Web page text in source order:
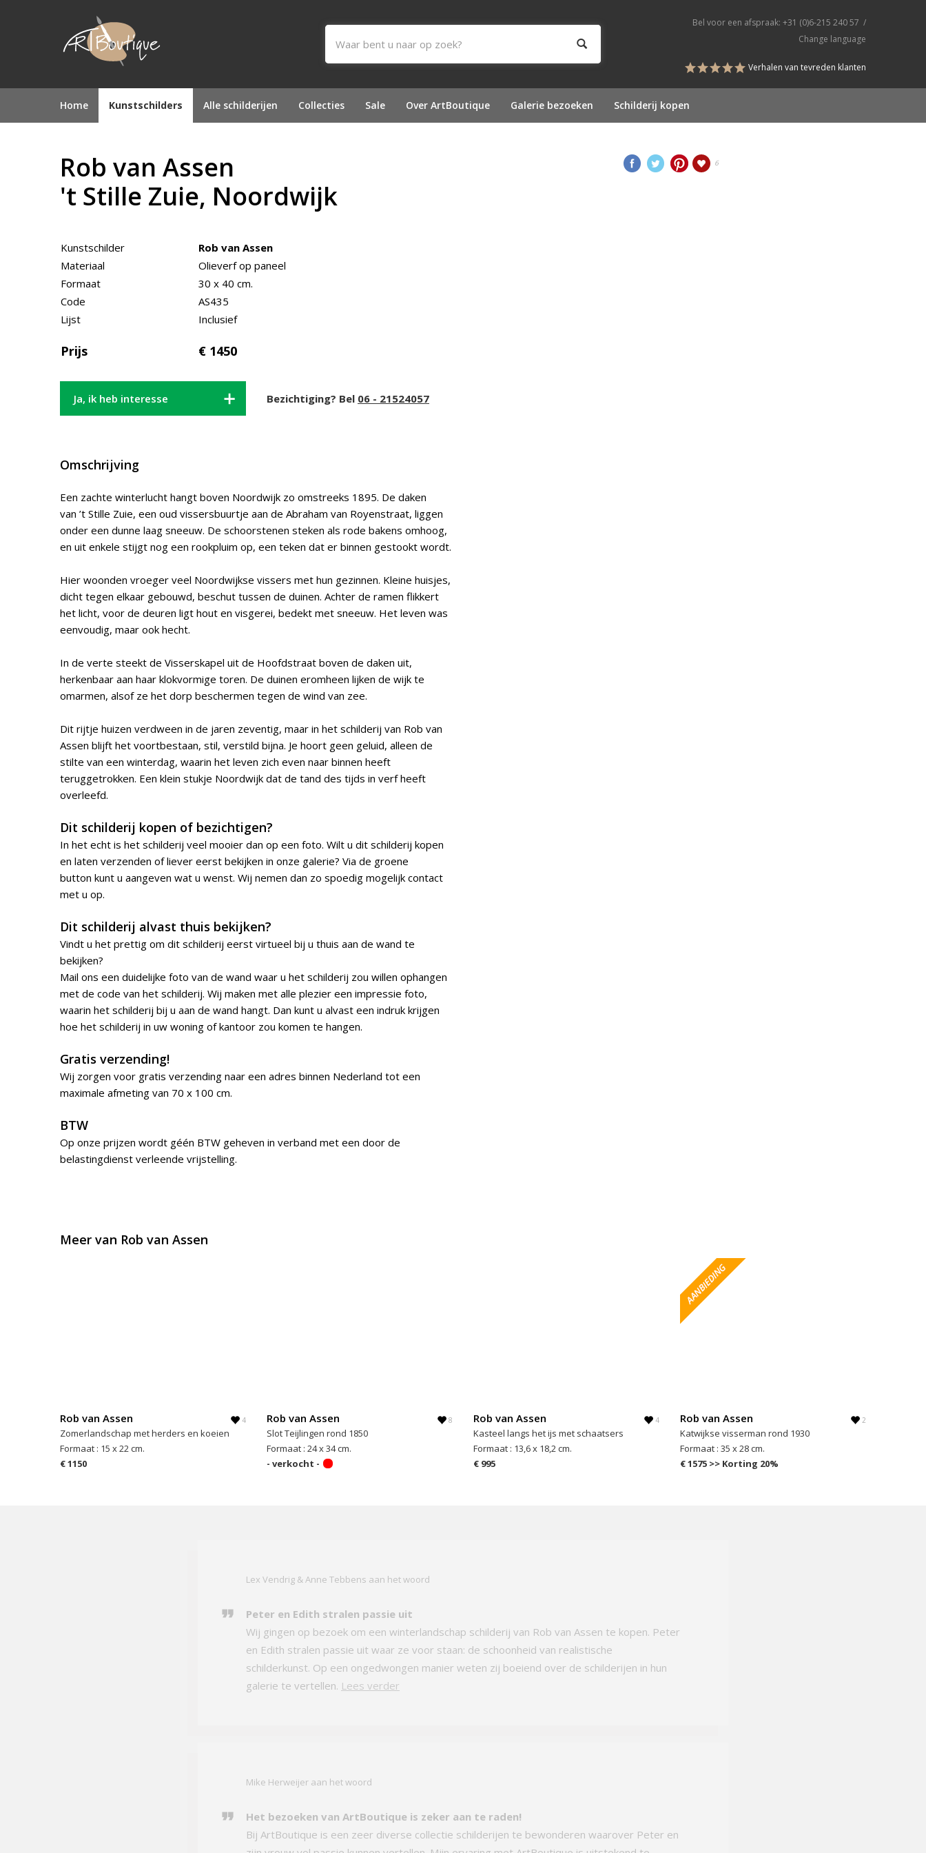
Bel voor een afspraak: +31 (0)6-215 240 57 /
Change language
Verhalen van tevreden klanten
Home Kunstschilders Alle schilderijen Collecties Sale Over ArtBoutique Galerie bezoeken Schilderij kopen
Rob van Assen
't Stille Zuie, Noordwijk
Kunstschilder
Rob van Assen
Materiaal
Olieverf op paneel
Formaat
30 x 40 cm.
Code
AS435
Lijst
Inclusief
Prijs € 1450
Ja, ik heb interesse Bezichtiging? Bel 06 - 21524057
Omschrijving
Een zachte winterlucht hangt boven Noordwijk zo omstreeks 1895. De daken
van ’t Stille Zuie, een oud vissersbuurtje aan de Abraham van Royenstraat, liggen
onder een dunne laag sneeuw. De schoorstenen steken als rode bakens omhoog,
en uit enkele stijgt nog een rookpluim op, een teken dat er binnen gestookt wordt.
Hier woonden vroeger veel Noordwijkse vissers met hun gezinnen. Kleine huisjes,
dicht tegen elkaar gebouwd, beschut tussen de duinen. Achter de ramen flikkert
het licht, voor de deuren ligt hout en visgerei, bedekt met sneeuw. Het leven was
eenvoudig, maar ook hecht.
In de verte steekt de Visserskapel uit de Hoofdstraat boven de daken uit,
herkenbaar aan haar klokvormige toren. De duinen eromheen lijken de wijk te
omarmen, alsof ze het dorp beschermen tegen de wind van zee.
Dit rijtje huizen verdween in de jaren zeventig, maar in het schilderij van Rob van
Assen blijft het voortbestaan, stil, verstild bijna. Je hoort geen geluid, alleen de
stilte van een winterdag, waarin het leven zich even naar binnen heeft
teruggetrokken. Een klein stukje Noordwijk dat de tand des tijds in verf heeft
overleefd.
Dit schilderij kopen of bezichtigen?
In het echt is het schilderij veel mooier dan op een foto. Wilt u dit schilderij kopen
en laten verzenden of liever eerst bekijken in onze galerie? Via de groene
button kunt u aangeven wat u wenst. Wij nemen dan zo spoedig mogelijk contact
met u op.
Dit schilderij alvast thuis bekijken?
Vindt u het prettig om dit schilderij eerst virtueel bij u thuis aan de wand te
bekijken?
Mail ons een duidelijke foto van de wand waar u het schilderij zou willen ophangen
met de code van het schilderij. Wij maken met alle plezier een impressie foto,
waarin het schilderij bij u aan de wand hangt. Dan kunt u alvast een indruk krijgen
hoe het schilderij in uw woning of kantoor zou komen te hangen.
Gratis verzending!
Wij zorgen voor gratis verzending naar een adres binnen Nederland tot een
maximale afmeting van 70 x 100 cm.
BTW
Op onze prijzen wordt géén BTW geheven in verband met een door de
belastingdienst verleende vrijstelling.
6
Meer van Rob van Assen
Rob van Assen
Zomerlandschap met herders en koeien
Formaat : 15 x 22 cm.
€ 1150
4 Rob van Assen
Slot Teijlingen rond 1850
Formaat : 24 x 34 cm.
- verkocht -
8 Rob van Assen
Kasteel langs het ijs met schaatsers
Formaat : 13,6 x 18,2 cm.
€ 995
4 Rob van Assen
Katwijkse visserman rond 1930
Formaat : 35 x 28 cm.
€ 1575 >> Korting 20%
2
Lex Vendrig & Anne Tebbens aan het woord
Peter en Edith stralen passie uit
Wij gingen op bezoek om een winterlandschap schilderij van Rob van Assen te kopen. Peter
en Edith stralen passie uit waar ze voor staan: de schoonheid van realistische
schilderkunst. Op een ongedwongen manier weten zij boeiend over de schilderijen in hun
galerie te vertellen. Lees verder
Mike Herweijer aan het woord
Het bezoeken van ArtBoutique is zeker aan te raden!
Bij ArtBoutique is een zeer diverse collectie schilderijen te bewonderen waarover Peter en